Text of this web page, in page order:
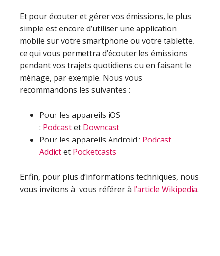
Et pour écouter et gérer vos émissions, le plus
simple est encore d’utiliser une application
mobile sur votre smartphone ou votre tablette,
ce qui vous permettra d’écouter les émissions
pendant vos trajets quotidiens ou en faisant le
ménage, par exemple. Nous vous
recommandons les suivantes :
Pour les appareils iOS
: Podcastet Downcast
Pour les appareils Android : Podcast
Addictet Pocketcasts
Enfin, pour plus d’informations techniques, nous
vous invitons à vous référer à l’article Wikipedia.